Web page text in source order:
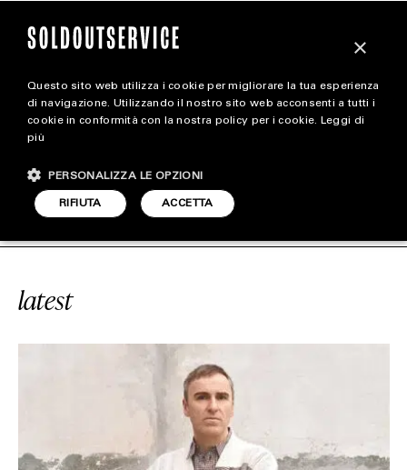
magazine
STYLE
FOOTWEAR
#ARREDAMENTO
latest
×
Questo sito web utilizza i cookie per migliorare la tua esperienza
di navigazione. Utilizzando il nostro sito web acconsenti a tutti i
cookie in conformità con la nostra policy per i cookie. Leggi di
più
ACCETTA
RIFIUTA
PERSONALIZZA LE OPZIONI